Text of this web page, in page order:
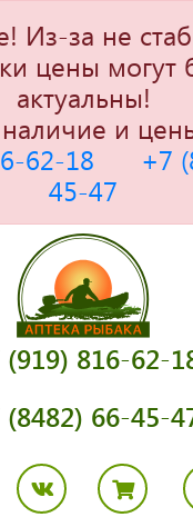
Из-за не
цены могут
актуальны!
и
62-18
+7
45-47
(919) 816-62-
(8482) 66-45-